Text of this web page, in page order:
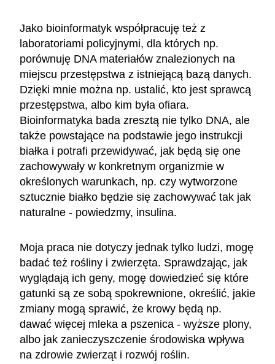
Jako bioinformatyk współpracuję też z
laboratoriami policyjnymi, dla których np.
porównuję DNA materiałów znalezionych na
miejscu przestępstwa z istniejącą bazą danych.
Dzięki mnie można np. ustalić, kto jest sprawcą
przestępstwa, albo kim była ofiara.
Bioinformatyka bada zresztą nie tylko DNA, ale
także powstające na podstawie jego instrukcji
białka i potrafi przewidywać, jak będą się one
zachowywały w konkretnym organizmie w
określonych warunkach, np. czy wytworzone
sztucznie białko będzie się zachowywać tak jak
naturalne - powiedzmy, insulina.
Moja praca nie dotyczy jednak tylko ludzi, mogę
badać też rośliny i zwierzęta. Sprawdzając, jak
wyglądają ich geny, mogę dowiedzieć się które
gatunki są ze sobą spokrewnione, określić, jakie
zmiany mogą sprawić, że krowy będą np.
dawać więcej mleka a pszenica - wyższe plony,
albo jak zanieczyszczenie środowiska wpływa
na zdrowie zwierząt i rozwój roślin.